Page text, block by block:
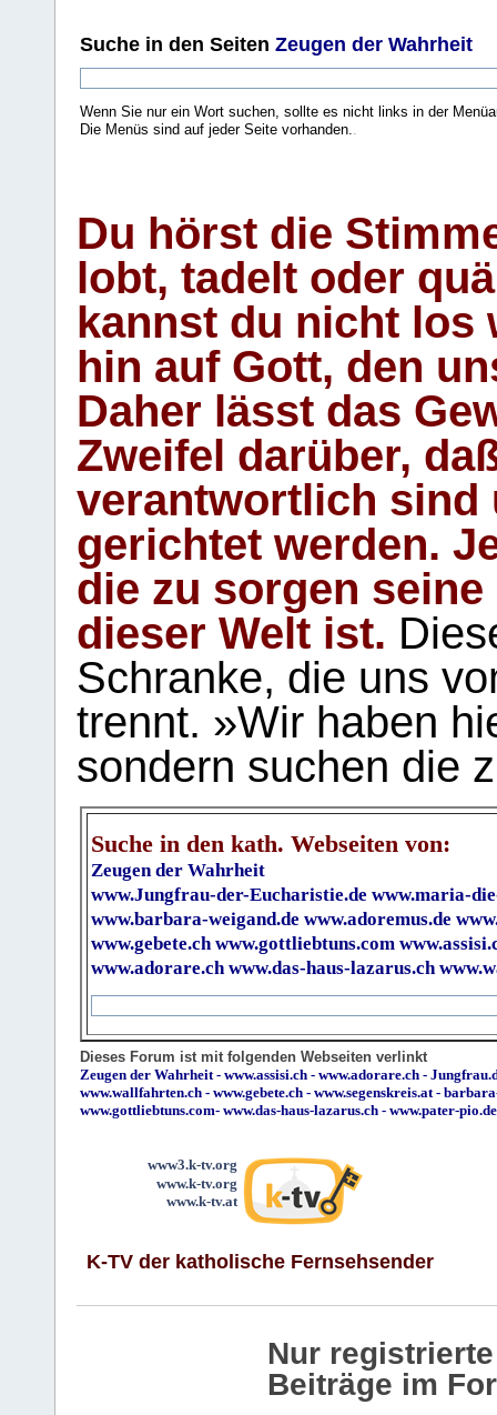
Suche in den Seiten Zeugen der Wahrheit
Wenn Sie nur ein Wort suchen, sollte es nicht links in der
Die Menüs sind auf jeder Seite vorhanden.
Du hörst die
lobt, tadelt oder
kannst du nicht los
hin auf Gott, den
Daher lässt das
Zweifel darüber,
verantwortlich sind
gerichtet werden.
die zu sorgen
dieser Welt ist.
Schranke, die uns
trennt. »Wir haben
sondern suchen die
Suche in den kath. Webseiten von:
Zeugen der Wahrheit
www.Jungfrau-der-Eucharistie.de www.maria-
www.barbara-weigand.de www.adoremus.de
www.gebete.ch www.gottliebtuns.com
www.adorare.ch www.das-haus-lazarus.ch
Dieses Forum ist mit folgenden Webseiten verlinkt
Zeugen der Wahrheit - www.assisi.ch - www.adorare.ch -
www.wallfahrten.ch - www.gebete.ch - www.segenskreis.at -
www.gottliebtuns.com- www.das-haus-lazarus.ch - www.pater-pio.de
www3.k-tv.org
www.k-tv.org
www.k-tv.at
K-TV der katholische Fernsehsender
Nur
Beiträge im